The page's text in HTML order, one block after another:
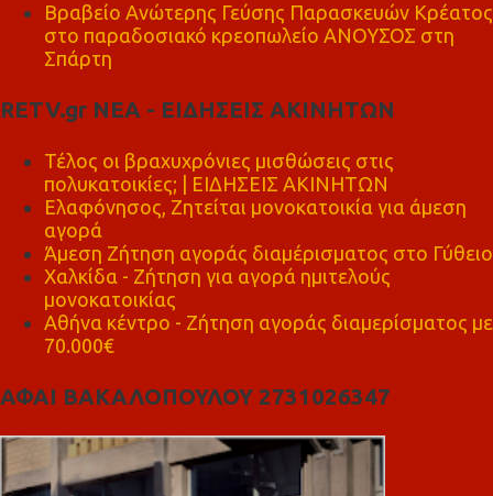
Βραβείο Ανώτερης Γεύσης Παρασκευών Κρέατος
στο παραδοσιακό κρεοπωλείο ΑΝΟΥΣΟΣ στη
Σπάρτη
RETV.gr ΝΕΑ - ΕΙΔΗΣΕΙΣ ΑΚΙΝΗΤΩΝ
Τέλος οι βραχυχρόνιες μισθώσεις στις
πολυκατοικίες; | ΕΙΔΗΣΕΙΣ ΑΚΙΝΗΤΩΝ
Ελαφόνησος, Ζητείται μονοκατοικία για άμεση
αγορά
Άμεση Ζήτηση αγοράς διαμέρισματος στο Γύθειο
Χαλκίδα - Ζήτηση για αγορά ημιτελούς
μονοκατοικίας
Αθήνα κέντρο - Ζήτηση αγοράς διαμερίσματος με
70.000€
ΑΦΑΙ ΒΑΚΑΛΟΠΟΥΛΟΥ 2731026347